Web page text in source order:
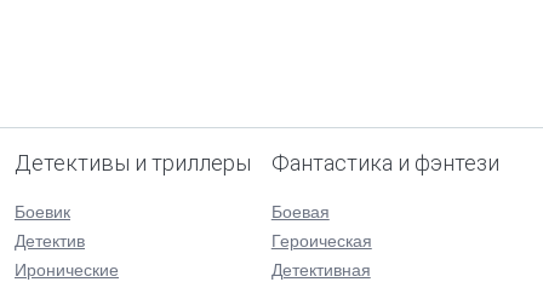
Детективы и триллеры
Боевик
Детектив
Иронические
Фантастика и фэнтези
Боевая
Героическая
Детективная